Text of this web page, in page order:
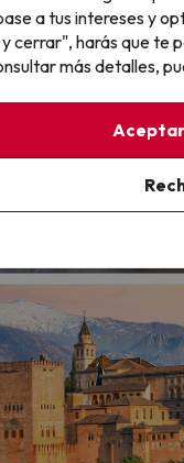
a tus intereses y
cerrar", harás que te
más detalles,